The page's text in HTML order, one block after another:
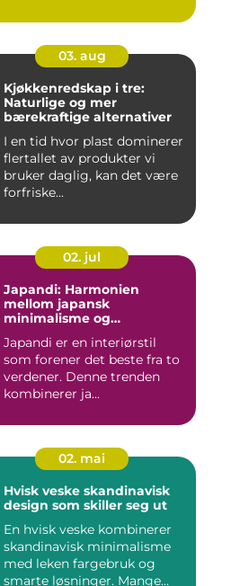
03. aug
Kjøkkenredskap i tre:
Naturlige og mer
bærekraftige alternativer
I en tid hvor plast dominerer
flertallet av produkter vi
bruker daglig, kan det være
forfriske...
02. jul
Japandi: Harmonien
mellom japansk
minimalisme og
Japandi er en interiørstil
som forener det beste fra to
verdener. Denne trenden
kombinerer ja...
02. mai
Hvisk veske skandinavisk
design som skiller seg ut
En hvisk veske kombinerer
skandinavisk minimalisme
med leken fargebruk og
smarte løsninger. Mange